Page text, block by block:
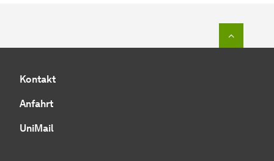
Kontakt
Anfahrt
UniMail